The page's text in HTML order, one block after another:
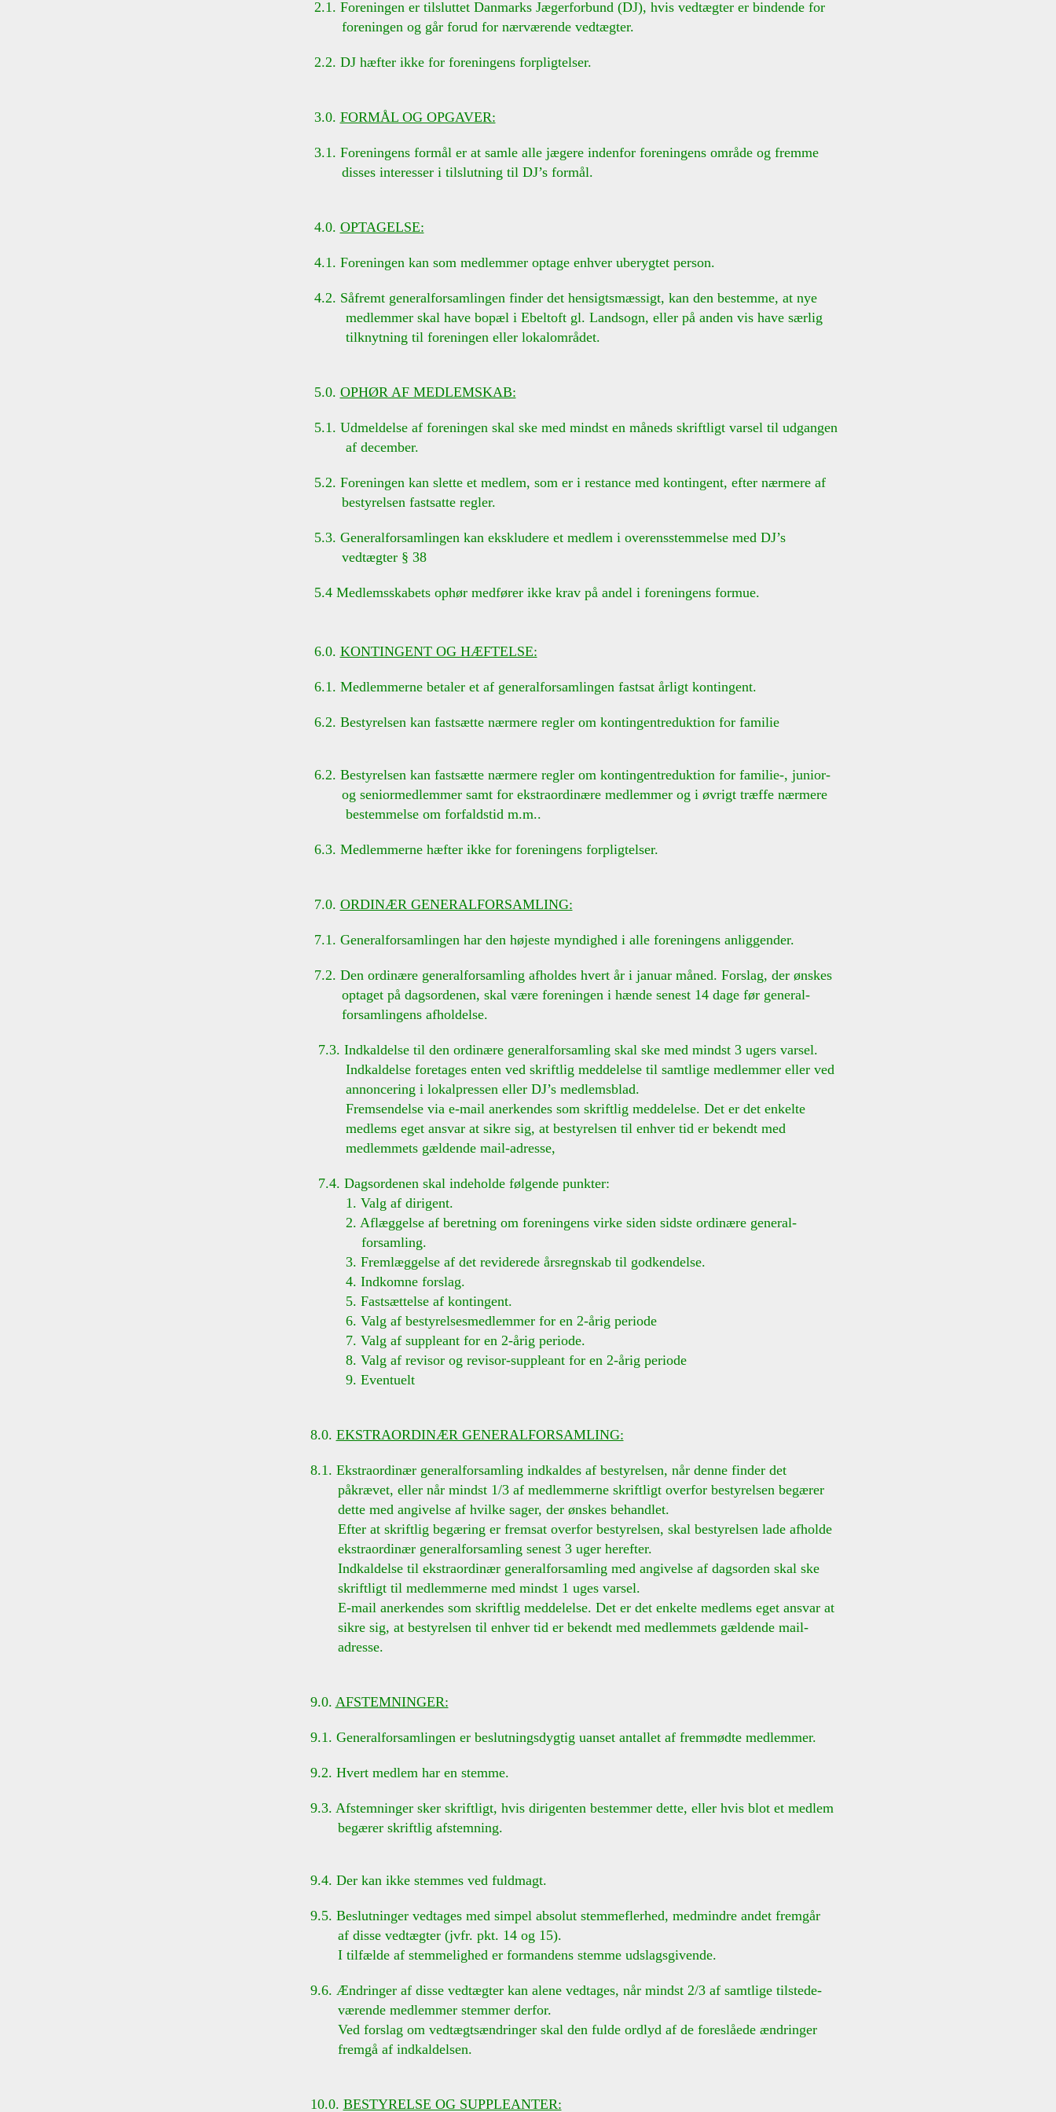
2.1. Foreningen er tilsluttet Danmarks Jægerforbund (DJ), hvis vedtægter er bindende for
foreningen og går forud for nærværende vedtægter.
2.2. DJ hæfter ikke for foreningens forpligtelser.
3.0. FORMÅL OG OPGAVER:
3.1. Foreningens formål er at samle alle jægere indenfor foreningens område og fremme
disses interesser i tilslutning til DJ’s formål.
4.0. OPTAGELSE:
4.1. Foreningen kan som medlemmer optage enhver uberygtet person.
4.2. Såfremt generalforsamlingen finder det hensigtsmæssigt, kan den bestemme, at nye
medlemmer skal have bopæl i Ebeltoft gl. Landsogn, eller på anden vis have særlig
tilknytning til foreningen eller lokalområdet.
5.0. OPHØR AF MEDLEMSKAB:
5.1. Udmeldelse af foreningen skal ske med mindst en måneds skriftligt varsel til udgangen
af december.
5.2. Foreningen kan slette et medlem, som er i restance med kontingent, efter nærmere af
bestyrelsen fastsatte regler.
5.3. Generalforsamlingen kan ekskludere et medlem i overensstemmelse med DJ’s
vedtægter § 38
5.4 Medlemsskabets ophør medfører ikke krav på andel i foreningens formue.
6.0. KONTINGENT OG HÆFTELSE:
6.1. Medlemmerne betaler et af generalforsamlingen fastsat årligt kontingent.
6.2. Bestyrelsen kan fastsætte nærmere regler om kontingentreduktion for familie
6.2. Bestyrelsen kan fastsætte nærmere regler om kontingentreduktion for familie-, junior-
og seniormedlemmer samt for ekstraordinære medlemmer og i øvrigt træffe nærmere
bestemmelse om forfaldstid m.m..
6.3. Medlemmerne hæfter ikke for foreningens forpligtelser.
7.0. ORDINÆR GENERALFORSAMLING:
7.1. Generalforsamlingen har den højeste myndighed i alle foreningens anliggender.
7.2. Den ordinære generalforsamling afholdes hvert år i januar måned. Forslag, der ønskes
optaget på dagsordenen, skal være foreningen i hænde senest 14 dage før general-
forsamlingens afholdelse.
7.3. Indkaldelse til den ordinære generalforsamling skal ske med mindst 3 ugers varsel.
Indkaldelse foretages enten ved skriftlig meddelelse til samtlige medlemmer eller ved
annoncering i lokalpressen eller DJ’s medlemsblad.
Fremsendelse via e-mail anerkendes som skriftlig meddelelse. Det er det enkelte
medlems eget ansvar at sikre sig, at bestyrelsen til enhver tid er bekendt med
medlemmets gældende mail-adresse,
7.4. Dagsordenen skal indeholde følgende punkter:
1. Valg af dirigent.
2. Aflæggelse af beretning om foreningens virke siden sidste ordinære general-
forsamling.
3. Fremlæggelse af det reviderede årsregnskab til godkendelse.
4. Indkomne forslag.
5. Fastsættelse af kontingent.
6. Valg af bestyrelsesmedlemmer for en 2-årig periode
7. Valg af suppleant for en 2-årig periode.
8. Valg af revisor og revisor-suppleant for en 2-årig periode
9. Eventuelt
8.0. EKSTRAORDINÆR GENERALFORSAMLING:
8.1. Ekstraordinær generalforsamling indkaldes af bestyrelsen, når denne finder det
påkrævet, eller når mindst 1/3 af medlemmerne skriftligt overfor bestyrelsen begærer
dette med angivelse af hvilke sager, der ønskes behandlet.
Efter at skriftlig begæring er fremsat overfor bestyrelsen, skal bestyrelsen lade afholde
ekstraordinær generalforsamling senest 3 uger herefter.
Indkaldelse til ekstraordinær generalforsamling med angivelse af dagsorden skal ske
skriftligt til medlemmerne med mindst 1 uges varsel.
E-mail anerkendes som skriftlig meddelelse. Det er det enkelte medlems eget ansvar at
sikre sig, at bestyrelsen til enhver tid er bekendt med medlemmets gældende mail-
adresse.
9.0. AFSTEMNINGER:
9.1. Generalforsamlingen er beslutningsdygtig uanset antallet af fremmødte medlemmer.
9.2. Hvert medlem har en stemme.
9.3. Afstemninger sker skriftligt, hvis dirigenten bestemmer dette, eller hvis blot et medlem
begærer skriftlig afstemning.
9.4. Der kan ikke stemmes ved fuldmagt.
9.5. Beslutninger vedtages med simpel absolut stemmeflerhed, medmindre andet fremgår
af disse vedtægter (jvfr. pkt. 14 og 15).
I tilfælde af stemmelighed er formandens stemme udslagsgivende.
9.6. Ændringer af disse vedtægter kan alene vedtages, når mindst 2/3 af samtlige tilstede-
værende medlemmer stemmer derfor.
Ved forslag om vedtægtsændringer skal den fulde ordlyd af de foreslåede ændringer
fremgå af indkaldelsen.
10.0. BESTYRELSE OG SUPPLEANTER: